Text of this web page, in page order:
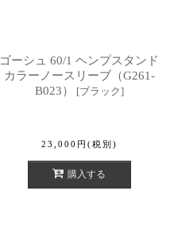
ゴーシュ 60/1 ヘンプスタンド
カラーノースリーブ（G261-
B023）
[ブラック]
23,000 円 (税別)
購入する